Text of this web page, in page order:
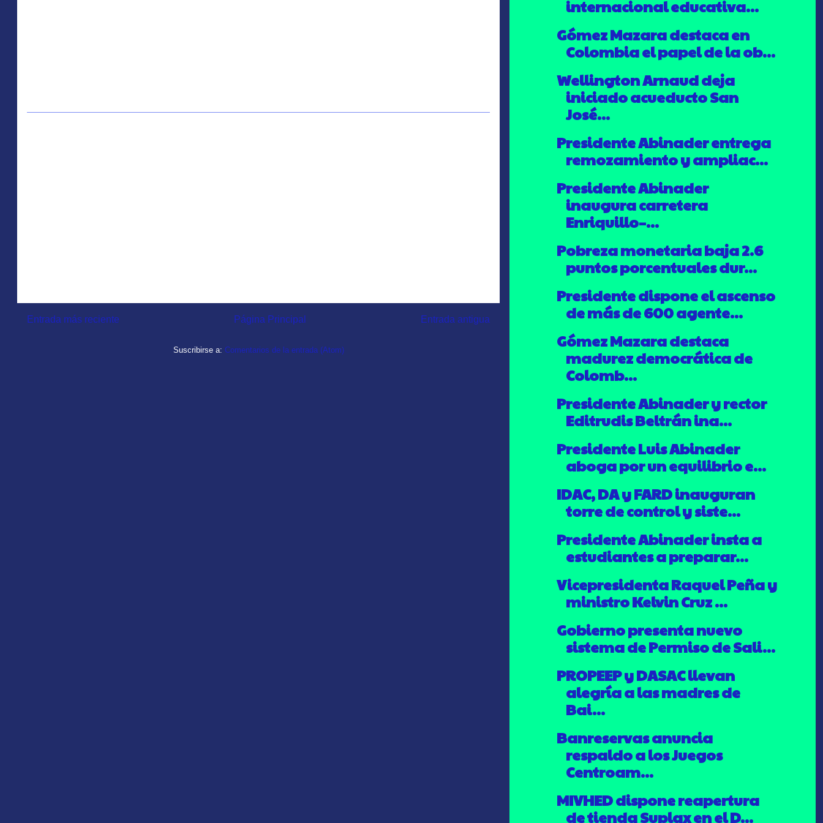
Entrada más reciente Entrada antigua
Página Principal
Suscribirse a: Comentarios de la entrada (Atom)
internacional educativa...
Gómez Mazara destaca en
Colombia el papel de la ob...
Wellington Arnaud deja
iniciado acueducto San
José...
Presidente Abinader entrega
remozamiento y ampliac...
Presidente Abinader
inaugura carretera
Enriquillo–...
Pobreza monetaria baja 2.6
puntos porcentuales dur...
Presidente dispone el ascenso
de más de 600 agente...
Gómez Mazara destaca
madurez democrática de
Colomb...
Presidente Abinader y rector
Editrudis Beltrán ina...
Presidente Luis Abinader
aboga por un equilibrio e...
IDAC, DA y FARD inauguran
torre de control y siste...
Presidente Abinader insta a
estudiantes a preparar...
Vicepresidenta Raquel Peña y
ministro Kelvin Cruz ...
Gobierno presenta nuevo
sistema de Permiso de Sali...
PROPEEP y DASAC llevan
alegría a las madres de
Bai...
Banreservas anuncia
respaldo a los Juegos
Centroam...
MIVHED dispone reapertura
de tienda Suplax en el D...